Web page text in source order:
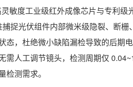
敏度工业级红外成像芯片与专利
捉光伏组件内部微米级隐裂、断栅
态，杜绝微小缺陷漏检导致的后期
需人工调节镜头，检测周期仅
测需求。